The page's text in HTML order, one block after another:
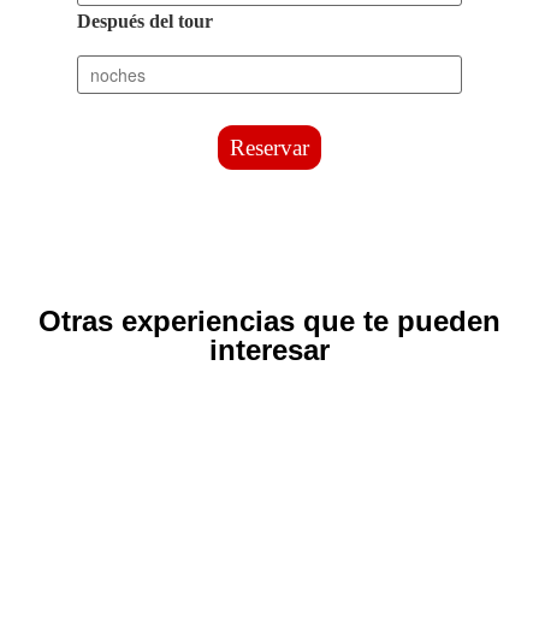
Después del tour
Reservar
Otras experiencias que te pueden
interesar